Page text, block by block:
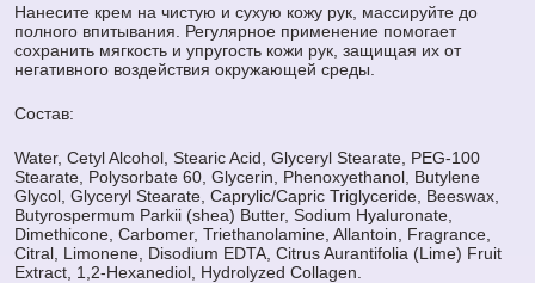
Нанесите крем на чистую и сухую кожу рук, массируйте до
полного впитывания. Регулярное применение помогает
сохранить мягкость и упругость кожи рук, защищая их от
негативного воздействия окружающей среды.
Состав:
Water, Cetyl Alcohol, Stearic Acid, Glyceryl Stearate, PEG-100
Stearate, Polysorbate 60, Glycerin, Phenoxyethanol, Butylene
Glycol, Glyceryl Stearate, Caprylic/Capric Triglyceride, Beeswax,
Butyrospermum Parkii (shea) Butter, Sodium Hyaluronate,
Dimethicone, Carbomer, Triethanolamine, Allantoin, Fragrance,
Citral, Limonene, Disodium EDTA, Citrus Aurantifolia (Lime) Fruit
Extract, 1,2-Hexanediol, Hydrolyzed Collagen.